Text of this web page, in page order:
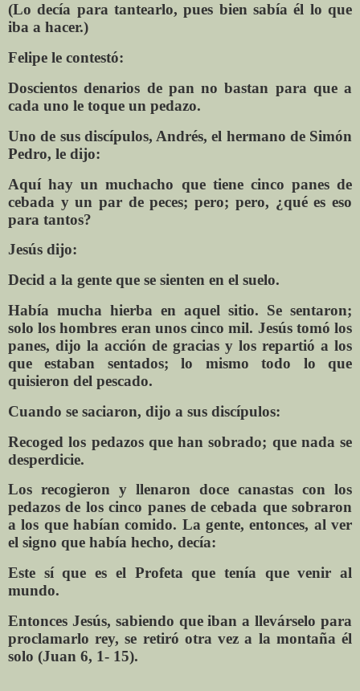
(Lo decía para tantearlo, pues bien sabía él lo que
iba a hacer.)
Felipe le contestó:
Doscientos denarios de pan no bastan para que a
cada uno le toque un pedazo.
Uno de sus discípulos, Andrés, el hermano de Simón
Pedro, le dijo:
Aquí hay un muchacho que tiene cinco panes de
cebada y un par de peces; pero; pero, ¿qué es eso
para tantos?
Jesús dijo:
Decid a la gente que se sienten en el suelo.
Había mucha hierba en aquel sitio. Se sentaron;
solo los hombres eran unos cinco mil. Jesús tomó los
panes, dijo la acción de gracias y los repartió a los
que estaban sentados; lo mismo todo lo que
quisieron del pescado.
Cuando se saciaron, dijo a sus discípulos:
Recoged los pedazos que han sobrado; que nada se
desperdicie.
Los recogieron y llenaron doce canastas con los
pedazos de los cinco panes de cebada que sobraron
a los que habían comido. La gente, entonces, al ver
el signo que había hecho, decía:
Este sí que es el Profeta que tenía que venir al
mundo.
Entonces Jesús, sabiendo que iban a llevárselo para
proclamarlo rey, se retiró otra vez a la montaña él
solo (Juan 6, 1- 15).